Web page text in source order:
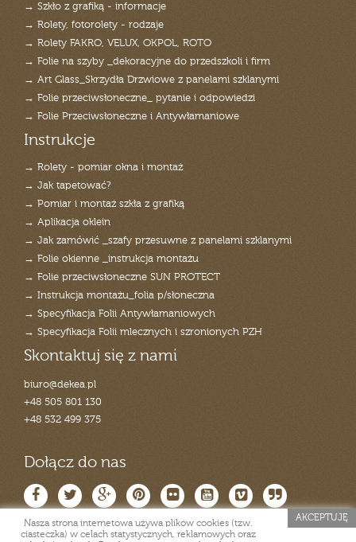
→ Szkło z grafiką - informacje
→ Rolety, fotorolety - rodzaje
→ Rolety FAKRO, VELUX, OKPOL, ROTO
→ Folie na szyby _dekoracyjne do przedszkoli i firm
→ Art Glass_Skrzydła Drzwiowe z panelami szklanymi
→ Folie przeciwsłoneczne_ pytanie i odpowiedzi
→ Folie Przeciwsłoneczne i Antywłamaniowe
Instrukcje
→ Rolety - pomiar okna i montaż
→ Jak tapetować?
→ Pomiar i montaż szkła z grafiką
→ Aplikacja oklein
→ Jak zamówić _szafy przesuwne z panelami szklanymi
→ Folie okienne _instrukcja montażu
→ Folie przeciwsłoneczne SUN PROTECT
→ Instrukcja montażu_folia p/słoneczna
→ Specyfikacja Folii Antywłamaniowych
→ Specyfikacja Folii mlecznych i szronionych PZH
Skontaktuj się z nami
biuro@dekea.pl
+48 505 801 130
+48 532 499 375
Dołącz do nas
Nasza strona internetowa używa plików cookies (tzw.
ciasteczka) w celach statystycznych, reklamowych oraz
AKCEPTUJĘ